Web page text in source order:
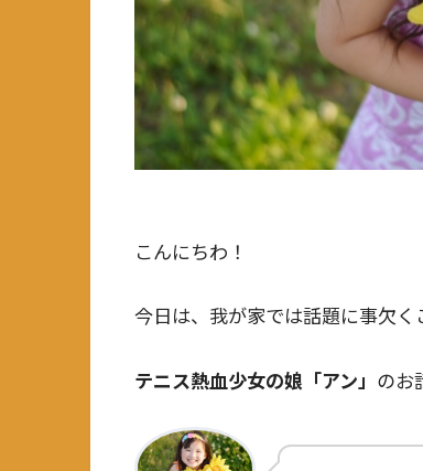
こんにちわ！
今日は、我が家では話題に事欠く
テニス熱血少女の娘「アン」 のお